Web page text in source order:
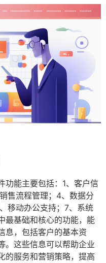
功能主要包括：1、客户信
售流程管理；4、数据分
移动办公支持；7、系统
最基础和核心的功能，能
息，包括客户的基本资
。这些信息可以帮助企业
的服务和营销策略，提高